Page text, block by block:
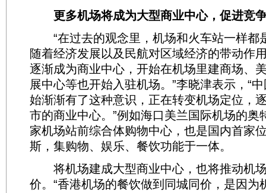
更多机场将成为大型商业中心，促进竞
“在过去的观念里，机场和火车站一样都
随着经济发展以及民航对区域经济的带动作
逐渐成为商业中心，开始在机场里建商场、
展中心等也开始入驻机场。”李晓津表示，“
始渐渐有了这种意识，正在转变机场定位，
市的商业中心。”例如海口美兰国际机场的奥
家机场站前综合体购物中心，也是国内首家
斯，集购物、娱乐、餐饮功能于一体。
将机场建成大型商业中心，也将推动机
价。“香港机场的餐饮做到同城同价，是因为